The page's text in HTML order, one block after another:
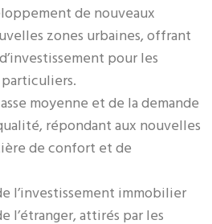
de nouveaux
zones urbaines, offrant
pour les
moyenne et de la demande
répondant aux nouvelles
de confort et de
l’investissement immobilier
l’étranger, attirés par les